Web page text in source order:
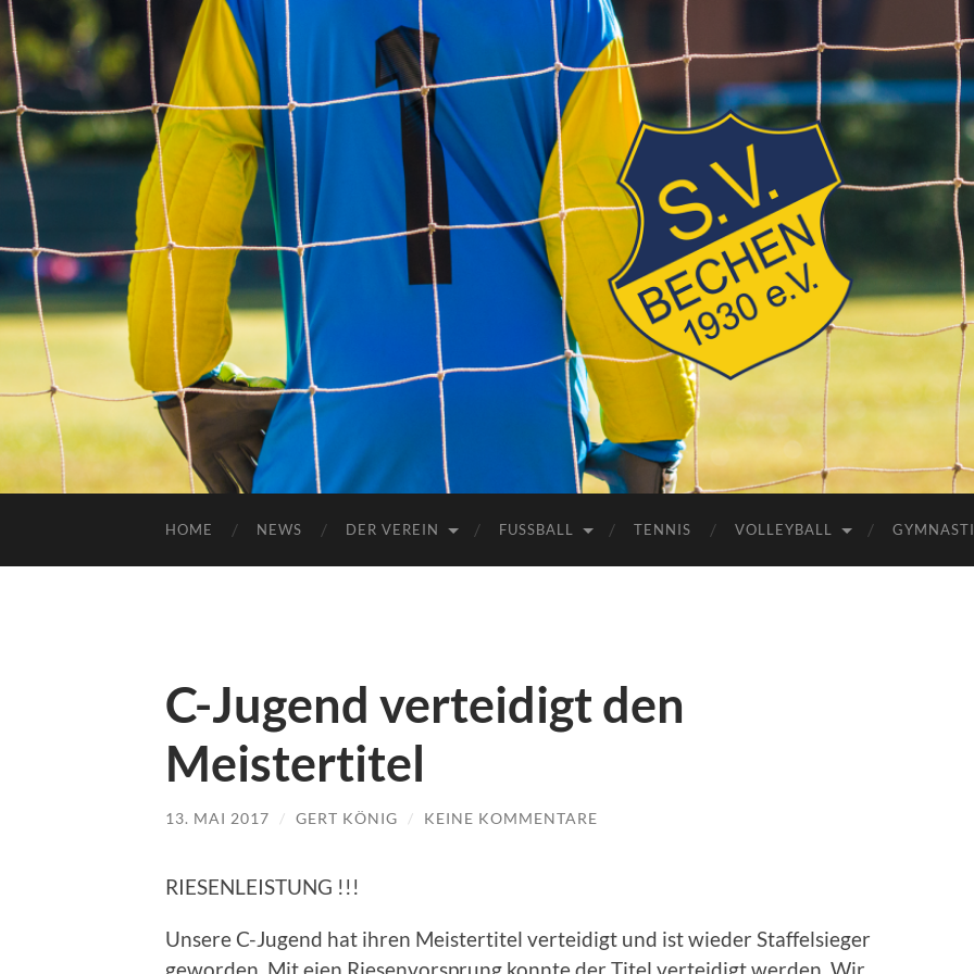
Bechen
1930
e.V.
HOME NEWS DER VEREIN FUSSBALL TENNIS VOLLEYBALL
C-Jugend verteidigt den
Meistertitel
13. MAI 2017 / GERT KÖNIG / KEINE KOMMENTARE
RIESENLEISTUNG !!!
Unsere C-Jugend hat ihren Meistertitel verteidigt und ist wieder Staffelsieger
geworden. Mit eien Riesenvorsprung konnte der Titel verteidigt werden. Wir